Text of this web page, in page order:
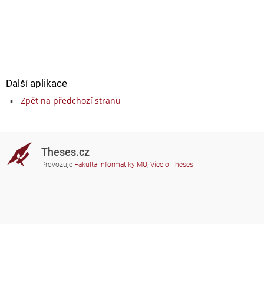
Další aplikace
Zpět na předchozí stranu
Theses.cz
Provozuje Fakulta informatiky MU, Více o Theses